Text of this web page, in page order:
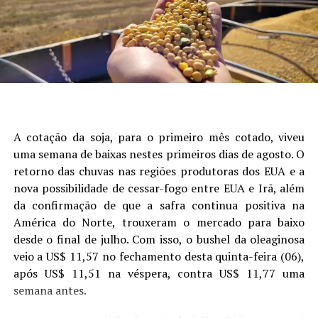
Autor:Crislaine Oliveira (Comunicação Aprosoja/MS) e
Laura Toledo (Comunicação Sistema Famasul)
Site: Aprosoja/MS
que mais explicou a variabilidade da produtividade,
seguido de data de semeadura, fósforo, potássio e
presença de camada compactada (Figura 1).
Figura 1. Análise de árvore de regressão mostrando os
A cotação da soja, para o primeiro mês cotado, viveu
uma semana de baixas nestes primeiros dias de agosto. O
retorno das chuvas nas regiões produtoras dos EUA e a
nova possibilidade de cessar-fogo entre EUA e Irã, além
da confirmação de que a safra continua positiva na
América do Norte, trouxeram o mercado para baixo
desde o final de julho. Com isso, o bushel da oleaginosa
veio a US$ 11,57 no fechamento desta quinta-feira (06),
após US$ 11,51 na véspera, contra US$ 11,77 uma
semana antes.